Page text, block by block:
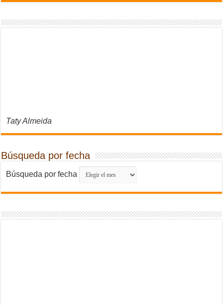
Taty Almeida
Búsqueda por fecha
Búsqueda por fecha